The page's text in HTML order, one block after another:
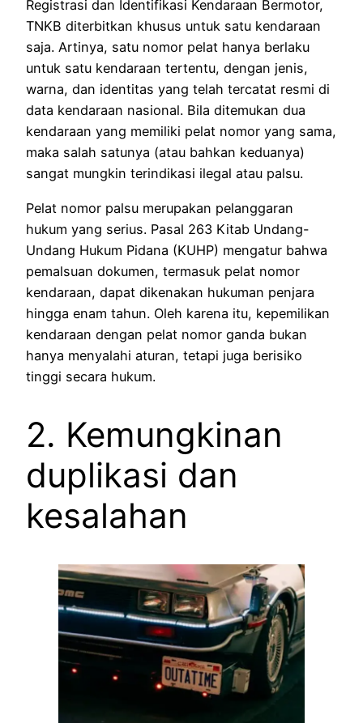
Registrasi dan Identifikasi Kendaraan Bermotor,
TNKB diterbitkan khusus untuk satu kendaraan
saja. Artinya, satu nomor pelat hanya berlaku
untuk satu kendaraan tertentu, dengan jenis,
warna, dan identitas yang telah tercatat resmi di
data kendaraan nasional. Bila ditemukan dua
kendaraan yang memiliki pelat nomor yang sama,
maka salah satunya (atau bahkan keduanya)
sangat mungkin terindikasi ilegal atau palsu.
Pelat nomor palsu merupakan pelanggaran
hukum yang serius. Pasal 263 Kitab Undang-
Undang Hukum Pidana (KUHP) mengatur bahwa
pemalsuan dokumen, termasuk pelat nomor
kendaraan, dapat dikenakan hukuman penjara
hingga enam tahun. Oleh karena itu, kepemilikan
kendaraan dengan pelat nomor ganda bukan
hanya menyalahi aturan, tetapi juga berisiko
tinggi secara hukum.
2. Kemungkinan
duplikasi dan
kesalahan